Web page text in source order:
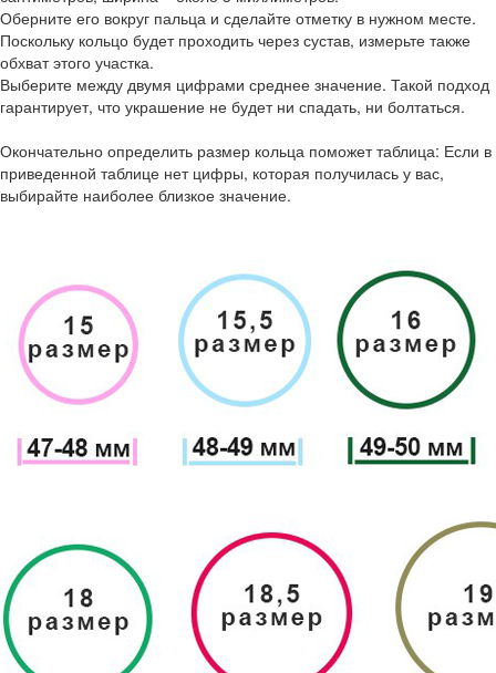
Оберните его вокруг пальца и сделайте отметку в нужном месте.
Поскольку кольцо будет проходить через сустав, измерьте также
обхват этого участка.
Выберите между двумя цифрами среднее значение. Такой подход
гарантирует, что украшение не будет ни спадать, ни болтаться.
Окончательно определить размер кольца поможет таблица: Если в
приведенной таблице нет цифры, которая получилась у вас,
выбирайте наиболее близкое значение.